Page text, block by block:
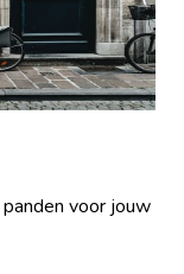
voor jouw